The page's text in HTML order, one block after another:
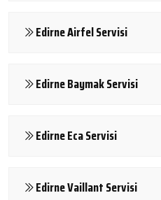
Edirne Airfel Servisi
Edirne Baymak Servisi
Edirne Eca Servisi
Edirne Vaillant Servisi